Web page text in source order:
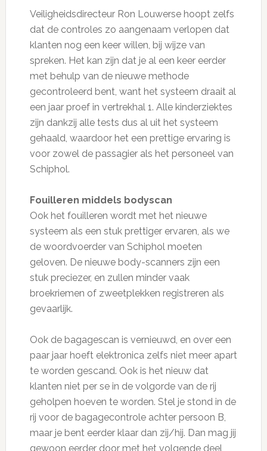
Veiligheidsdirecteur Ron Louwerse hoopt zelfs
dat de controles zo aangenaam verlopen dat
klanten nog een keer willen, bij wijze van
spreken. Het kan zijn dat je al een keer eerder
met behulp van de nieuwe methode
gecontroleerd bent, want het systeem draait al
een jaar proef in vertrekhal 1. Alle kinderziektes
zijn dankzij alle tests dus al uit het systeem
gehaald, waardoor het een prettige ervaring is
voor zowel de passagier als het personeel van
Schiphol.
Fouilleren middels bodyscan
Ook het fouilleren wordt met het nieuwe
systeem als een stuk prettiger ervaren, als we
de woordvoerder van Schiphol moeten
geloven. De nieuwe body-scanners zijn een
stuk preciezer, en zullen minder vaak
broekriemen of zweetplekken registreren als
gevaarlijk.
Ook de bagagescan is vernieuwd, en over een
paar jaar hoeft elektronica zelfs niet meer apart
te worden gescand. Ook is het nieuw dat
klanten niet per se in de volgorde van de rij
geholpen hoeven te worden. Stel je stond in de
rij voor de bagagecontrole achter persoon B,
maar je bent eerder klaar dan zij/hij. Dan mag jij
gewoon eerder door met het volgende deel,